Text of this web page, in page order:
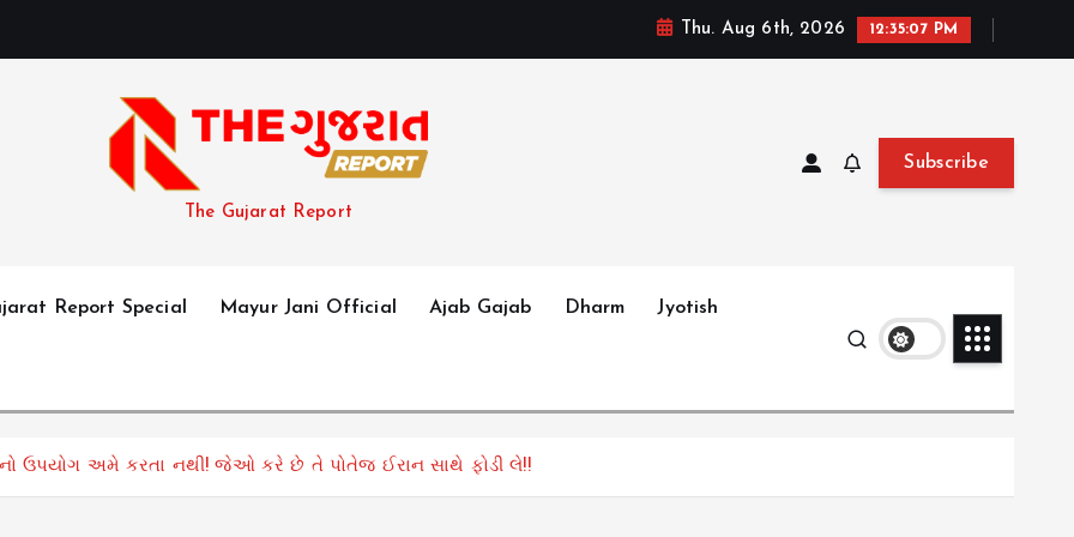
Thu. Aug 6th, 2026 12:35:08 PM
The Gujarat Report
Subscribe
Report Special Mayur Jani Official Ajab Gajab Dharm Jyotish
ઉપયોગ અમે કરતા નથી! જેઓ કરે છે તે પોતેજ ઈરાન સાથે ફોડી લે!!